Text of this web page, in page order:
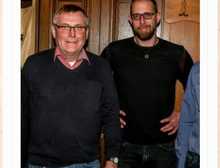
Kinderschützenfest
Schützenfest
Schießgruppe